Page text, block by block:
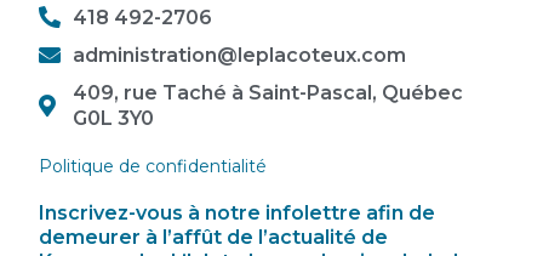
418 492-2706
administration@leplacoteux.com
409, rue Taché à Saint-Pascal, Québec
G0L 3Y0
Politique de confidentialité
Inscrivez-vous à notre infolettre afin de
demeurer à l’affût de l’actualité de